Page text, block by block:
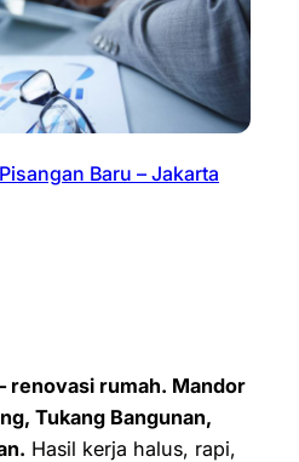
Baru – Jakarta
renovasi rumah. Mandor
Tukang Bangunan,
Hasil kerja halus, rapi,